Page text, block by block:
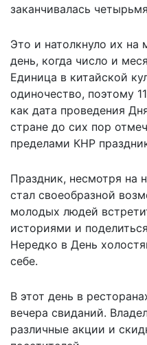
заканчивалась
Это и натолкнуло их на
день, когда число и
Единица в китайской
одиночество, поэтому
как дата проведения
стране до сих пор
пределами КНР
Праздник, несмотря на
стал своеобразной
молодых людей
историями и
Нередко в День
себе.
В этот день в
вечера свиданий.
различные акции и